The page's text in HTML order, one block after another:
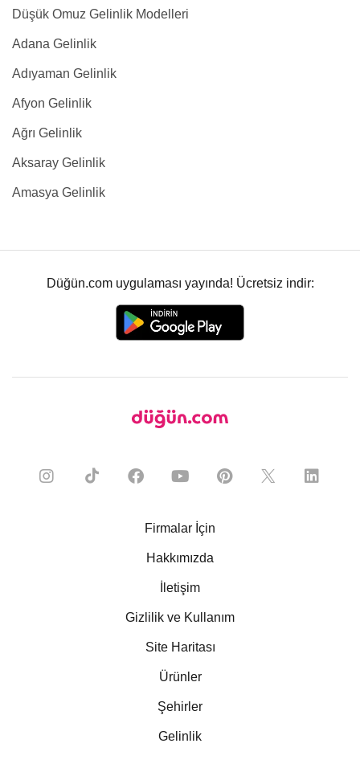
Düşük Omuz Gelinlik Modelleri
Adana Gelinlik
Adıyaman Gelinlik
Afyon Gelinlik
Ağrı Gelinlik
Aksaray Gelinlik
Amasya Gelinlik
Düğün.com uygulaması yayında! Ücretsiz indir:
Firmalar İçin
Hakkımızda
İletişim
Gizlilik ve Kullanım
Site Haritası
Ürünler
Şehirler
Gelinlik